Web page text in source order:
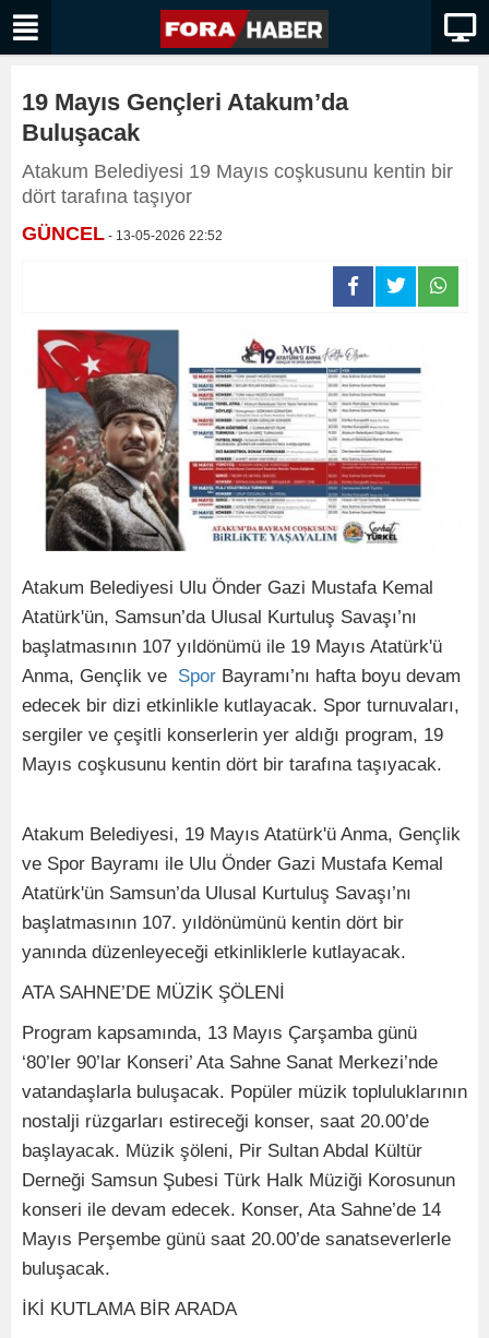
19 Mayıs Gençleri Atakum’da
Buluşacak
Atakum Belediyesi 19 Mayıs coşkusunu kentin bir
dört tarafına taşıyor
GÜNCEL - 13-05-2026 22:52
Atakum Belediyesi Ulu Önder Gazi Mustafa Kemal
Atatürk'ün, Samsun’da Ulusal Kurtuluş Savaşı’nı
başlatmasının 107 yıldönümü ile 19 Mayıs Atatürk'ü
Anma, Gençlik ve Spor Bayramı’nı hafta boyu devam
edecek bir dizi etkinlikle kutlayacak. Spor turnuvaları,
sergiler ve çeşitli konserlerin yer aldığı program, 19
Mayıs coşkusunu kentin dört bir tarafına taşıyacak.
Atakum Belediyesi, 19 Mayıs Atatürk'ü Anma, Gençlik
ve Spor Bayramı ile Ulu Önder Gazi Mustafa Kemal
Atatürk'ün Samsun’da Ulusal Kurtuluş Savaşı’nı
başlatmasının 107. yıldönümünü kentin dört bir
yanında düzenleyeceği etkinliklerle kutlayacak.
ATA SAHNE’DE MÜZİK ŞÖLENİ
Program kapsamında, 13 Mayıs Çarşamba günü
‘80’ler 90’lar Konseri’ Ata Sahne Sanat Merkezi’nde
vatandaşlarla buluşacak. Popüler müzik topluluklarının
nostalji rüzgarları estireceği konser, saat 20.00’de
başlayacak. Müzik şöleni, Pir Sultan Abdal Kültür
Derneği Samsun Şubesi Türk Halk Müziği Korosunun
konseri ile devam edecek. Konser, Ata Sahne’de 14
Mayıs Perşembe günü saat 20.00’de sanatseverlerle
buluşacak.
İKİ KUTLAMA BİR ARADA